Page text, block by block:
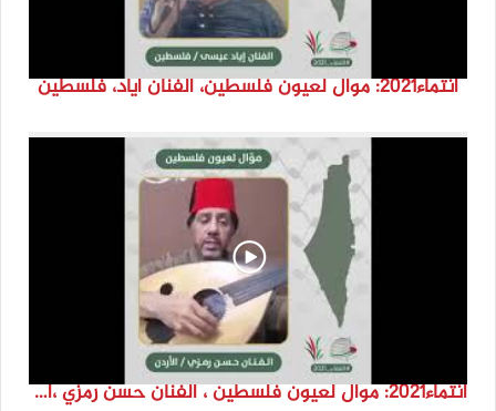
انتماء2021: موال لعيون فلسطين، الفنان اياد، فلسطين
انتماء2021: موال لعيون فلسطين ، الفنان حسن رمزي ،الاردن